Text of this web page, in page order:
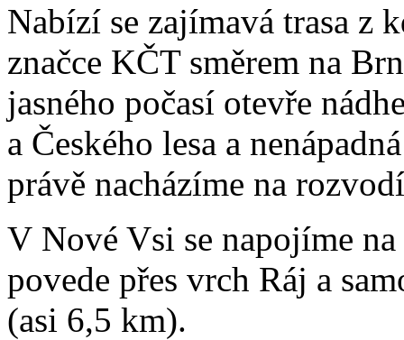
Nabízí se zajímavá trasa z
značce KČT směrem na
jasného počasí otevře
a Českého lesa a
právě nacházíme na
V Nové Vsi se napojíme
povede přes vrch Ráj a
(asi 6,5 km).